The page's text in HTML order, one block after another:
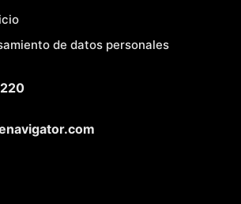
de datos personales